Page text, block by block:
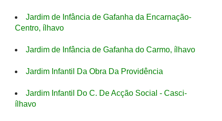
Jardim de Infância de Gafanha da Encarnação-
Centro, ílhavo
Jardim de Infância de Gafanha do Carmo, ílhavo
Jardim Infantil Da Obra Da Providência
Jardim Infantil Do C. De Acção Social - Casci-
ílhavo